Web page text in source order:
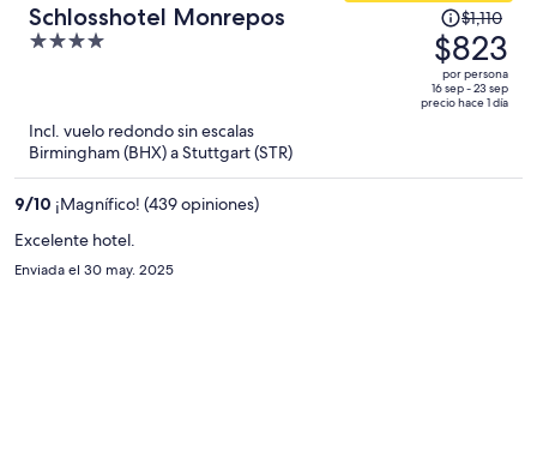
Schlosshotel Monrepos
4
5
El
precio
era
de
$1,110
$1,110
$823
por persona
16 sep - 23 sep
precio hace 1 día
Incl. vuelo redondo sin escalas
Birmingham (BHX) a Stuttgart (STR)
9/10 ¡Magnífico! (439 opiniones)
Excelente hotel.
Enviada el 30 may. 2025